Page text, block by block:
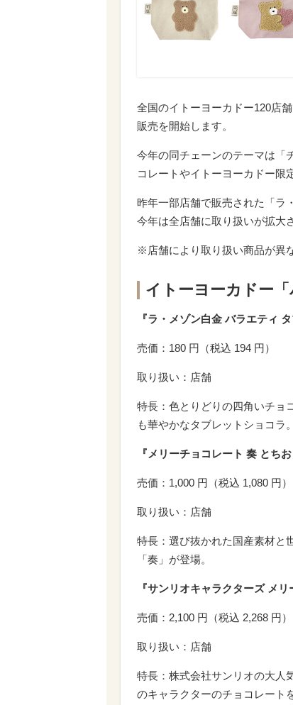
全国のイトーヨーカドー120店
販売を開始します。
今年の同チェーンのテーマは「
コレートやイトーヨーカドー限
昨年一部店舗で販売された「ラ
今年は全店舗に取り扱いが拡大
※店舗により取り扱い商品が異
イトーヨーカドー
『ラ・メゾン白金 バラエティ
売価：180 円（税込 194 円）
取り扱い：店舗
特長：色とりどりの四角いチョ
も華やかなタブレットショコラ。
『メリーチョコレート 奏 とち
売価：1,000 円（税込 1,080 円）
取り扱い：店舗
特長：選び抜かれた国産素材と
「奏」が登場。
『サンリオキャラクターズ メリ
売価：2,100 円（税込 2,268 円）
取り扱い：店舗
特長：株式会社サンリオの大人
のキャラクターのチョコレート